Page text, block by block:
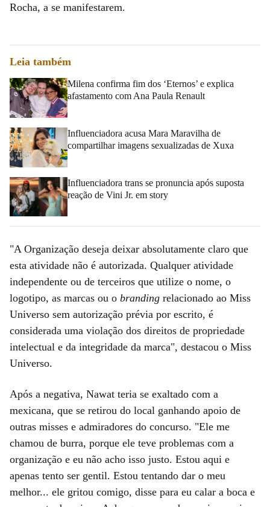
Rocha, a se manifestarem.
Leia também
Milena confirma fim dos ‘Eternos’ e explica
afastamento com Ana Paula Renault
Influenciadora acusa Mara Maravilha de
compartilhar imagens sexualizadas de Xuxa
Influenciadora trans se pronuncia após suposta
reação de Vini Jr. em story
"A Organização deseja deixar absolutamente claro que
esta atividade não é autorizada. Qualquer atividade
independente ou de terceiros que utilize o nome, o
logotipo, as marcas ou o branding relacionado ao Miss
Universo sem autorização prévia por escrito, é
considerada uma violação dos direitos de propriedade
intelectual e da integridade da marca", destacou o Miss
Universo.
Após a negativa, Nawat teria se exaltado com a
mexicana, que se retirou do local ganhando apoio de
outras misses e admiradores do concurso. "Ele me
chamou de burra, porque ele teve problemas com a
organização e eu não acho isso justo. Estou aqui e
apenas tento ser gentil. Estou tentando dar o meu
melhor... ele gritou comigo, disse para eu calar a boca e